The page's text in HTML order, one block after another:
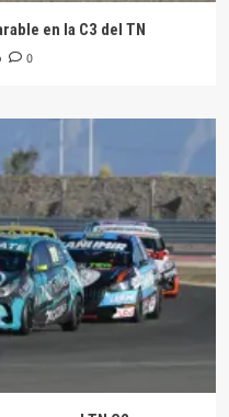
en la C3 del TN
0